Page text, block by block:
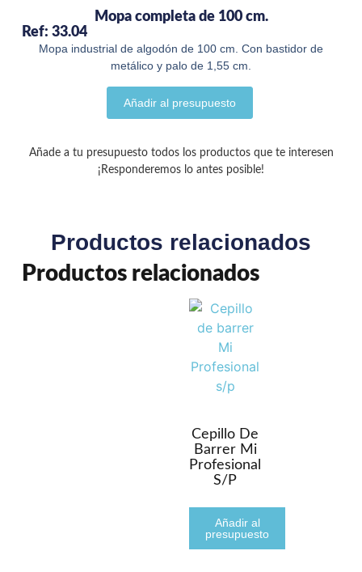
Mopa completa de 100 cm.
Ref: 33.04
Mopa industrial de algodón de 100 cm. Con bastidor de
metálico y palo de 1,55 cm.
Añadir al presupuesto
Añade a tu presupuesto todos los productos que te interesen
¡Responderemos lo antes posible!
Productos relacionados
Productos relacionados
Cepillo De
Barrer Mi
Profesional
S/p
Añadir al
presupuesto